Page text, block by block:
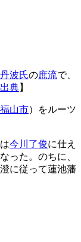
丹波氏の庶流で、
出典】
福山市）をルーツ
今川了俊に仕え
った。のちに、
に従って蓮池藩